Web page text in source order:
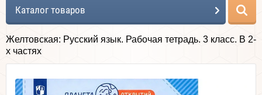
Каталог товаров
Желтовская: Русский язык. Рабочая тетрадь. 3 класс. В 2-
х частях